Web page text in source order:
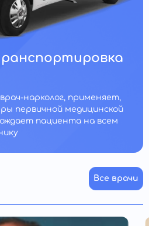
нарколог, применяет,
первичной медицинской
пациента на всем
Все врачи